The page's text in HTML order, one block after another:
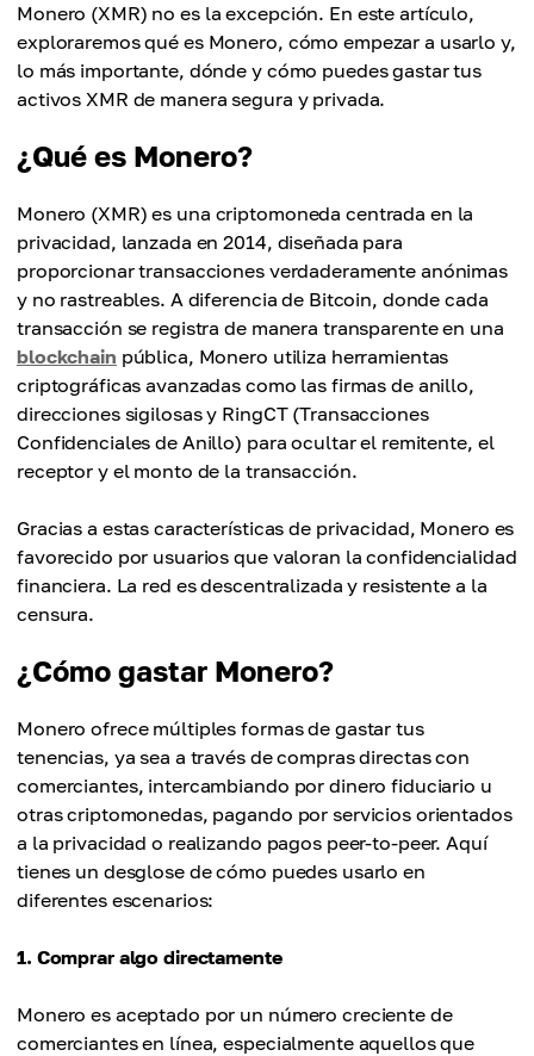
Monero (XMR) no es la excepción. En este artículo,
exploraremos qué es Monero, cómo empezar a usarlo y,
lo más importante, dónde y cómo puedes gastar tus
activos XMR de manera segura y privada.
¿Qué es Monero?
Monero (XMR) es una criptomoneda centrada en la
privacidad, lanzada en 2014, diseñada para
proporcionar transacciones verdaderamente anónimas
y no rastreables. A diferencia de Bitcoin, donde cada
transacción se registra de manera transparente en una
blockchain pública, Monero utiliza herramientas
criptográficas avanzadas como las firmas de anillo,
direcciones sigilosas y RingCT (Transacciones
Confidenciales de Anillo) para ocultar el remitente, el
receptor y el monto de la transacción.
Gracias a estas características de privacidad, Monero es
favorecido por usuarios que valoran la confidencialidad
financiera. La red es descentralizada y resistente a la
censura.
¿Cómo gastar Monero?
Monero ofrece múltiples formas de gastar tus
tenencias, ya sea a través de compras directas con
comerciantes, intercambiando por dinero fiduciario u
otras criptomonedas, pagando por servicios orientados
a la privacidad o realizando pagos peer-to-peer. Aquí
tienes un desglose de cómo puedes usarlo en
diferentes escenarios:
1. Comprar algo directamente
Monero es aceptado por un número creciente de
comerciantes en línea, especialmente aquellos que